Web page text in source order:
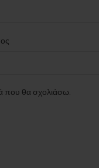
που θα σχολιάσω.